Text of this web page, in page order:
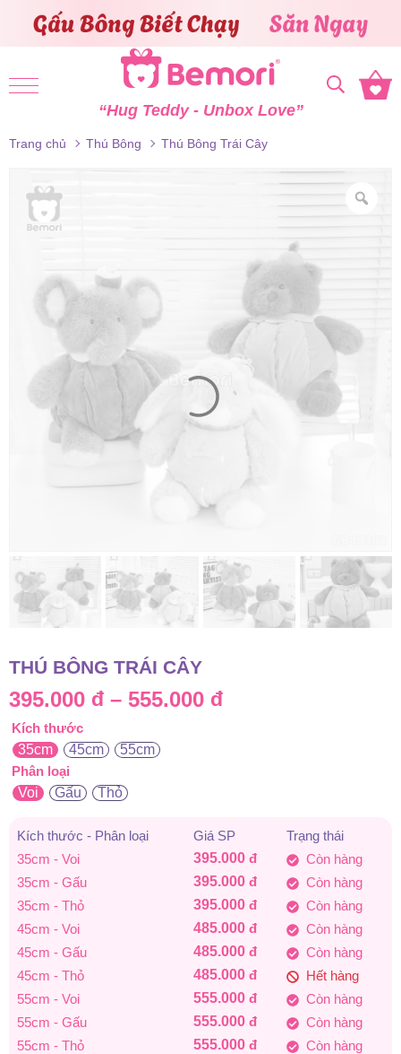
Skip to content
“Hug Teddy - Unbox Love”
Trang chủ Thú Bông Thú Bông Trái Cây
THÚ BÔNG TRÁI CÂY
395.000 đ – 555.000 đKhoảng
đến
555.000 đ
Kích thước
35cm
45cm
55cm
Phân loại
Voi
Gấu Thỏ
Kích thước - Phân loại Giá SP
Trạng thái
35cm - Voi
395.000 đ
Còn hàng
35cm - Gấu
395.000 đ
Còn hàng
35cm - Thỏ
395.000 đ
Còn hàng
45cm - Voi
485.000 đ
Còn hàng
45cm - Gấu
485.000 đ
Còn hàng
45cm - Thỏ
485.000 đ
Hết hàng
55cm - Voi
555.000 đ
Còn hàng
55cm - Gấu
555.000 đ
Còn hàng
55cm - Thỏ
555.000 đ Còn hàng